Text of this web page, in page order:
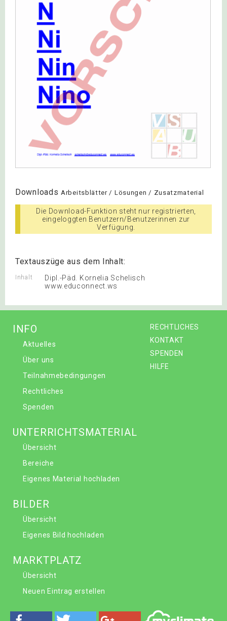
Downloads Arbeitsblätter / Lösungen / Zusatzmaterial
Die Download-Funktion steht nur registrierten,
eingeloggten Benutzern/Benutzerinnen zur
Verfügung.
Textauszüge aus dem Inhalt:
Inhalt
Dipl.-Päd. Kornelia Schelisch
www.educonnect.ws
RECHTLICHES
KONTAKT
SPENDEN
HILFE
INFO
Aktuelles
Über uns
Teilnahmebedingungen
Rechtliches
Spenden
UNTERRICHTSMATERIAL
Übersicht
Bereiche
Eigenes Material hochladen
BILDER
Übersicht
Eigenes Bild hochladen
MARKTPLATZ
Übersicht
Neuen Eintrag erstellen